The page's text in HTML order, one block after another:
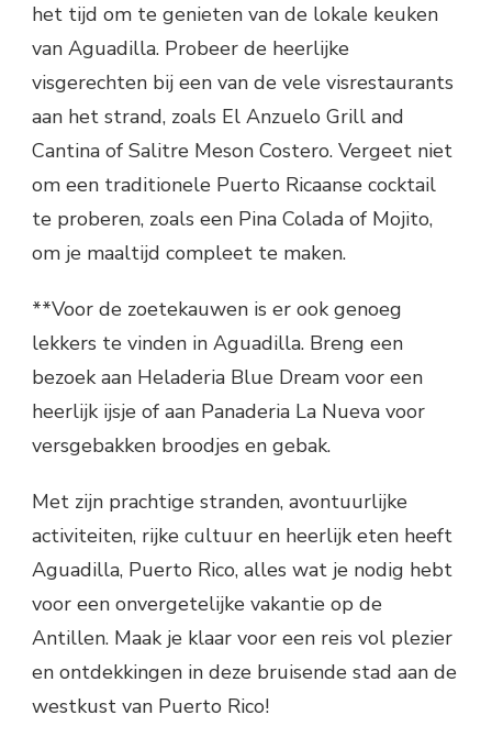
het tijd om te genieten van de lokale keuken
van Aguadilla. Probeer de heerlijke
visgerechten bij een van de vele visrestaurants
aan het strand, zoals El Anzuelo Grill and
Cantina of Salitre Meson Costero. Vergeet niet
om een traditionele Puerto Ricaanse cocktail
te proberen, zoals een Pina Colada of Mojito,
om je maaltijd compleet te maken.
**Voor de zoetekauwen is er ook genoeg
lekkers te vinden in Aguadilla. Breng een
bezoek aan Heladeria Blue Dream voor een
heerlijk ijsje of aan Panaderia La Nueva voor
versgebakken broodjes en gebak.
Met zijn prachtige stranden, avontuurlijke
activiteiten, rijke cultuur en heerlijk eten heeft
Aguadilla, Puerto Rico, alles wat je nodig hebt
voor een onvergetelijke vakantie op de
Antillen. Maak je klaar voor een reis vol plezier
en ontdekkingen in deze bruisende stad aan de
westkust van Puerto Rico!